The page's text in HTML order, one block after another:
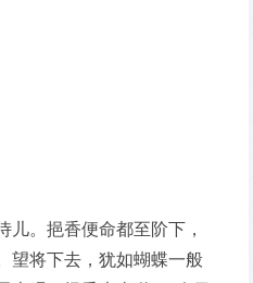
儿。挹香便命都至阶下，
望将下去，犹如蝴蝶一般